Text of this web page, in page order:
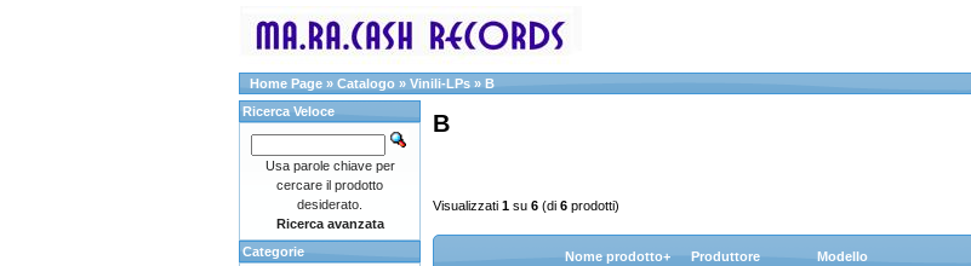
Home Page » Catalogo » Vinili-LPs » B
B
Visualizzati 1 su 6 (di 6 prodotti)
Nome prodotto+ Produttore Modello
Ricerca Veloce
Usa parole chiave per
cercare il prodotto
desiderato.
Ricerca avanzata
Categorie